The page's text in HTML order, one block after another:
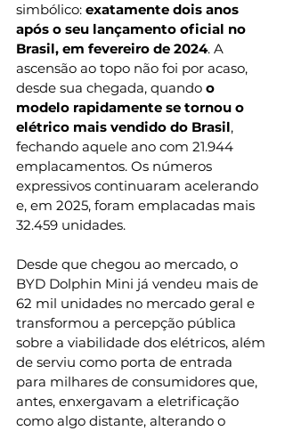
simbólico: exatamente dois anos
após o seu lançamento oficial no
Brasil, em fevereiro de 2024. A
ascensão ao topo não foi por acaso,
desde sua chegada, quando o
modelo rapidamente se tornou o
elétrico mais vendido do Brasil,
fechando aquele ano com 21.944
emplacamentos. Os números
expressivos continuaram acelerando
e, em 2025, foram emplacadas mais
32.459 unidades.
Desde que chegou ao mercado, o
BYD Dolphin Mini já vendeu mais de
62 mil unidades no mercado geral e
transformou a percepção pública
sobre a viabilidade dos elétricos, além
de serviu como porta de entrada
para milhares de consumidores que,
antes, enxergavam a eletrificação
como algo distante, alterando o